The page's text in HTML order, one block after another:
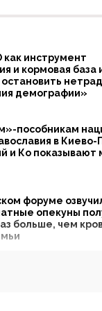
инструмент
и кормовая база
демографии»
пособникам
в Киево-
и Ко показывают
форуме
опекуны
больше, чем